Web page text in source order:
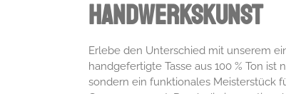
Handwerkskunst
Erlebe den Unterschied mit unserem
handgefertigte Tasse aus 100 % Ton
sondern ein funktionales Meisterstück